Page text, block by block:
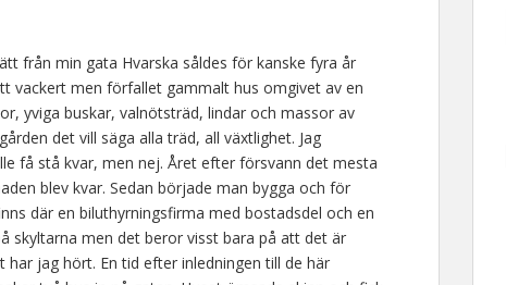
från min gata Hvarska såldes för kanske fyra år
vackert men förfallet gammalt hus omgivet av en
yviga buskar, valnötsträd, lindar och massor av
det vill säga alla träd, all växtlighet. Jag
få stå kvar, men nej. Året efter försvann det mesta
blev kvar. Sedan började man bygga och för
där en biluthyrningsfirma med bostadsdel och en
skyltarna men det beror visst bara på att det är
jag hört. En tid efter inledningen till de här